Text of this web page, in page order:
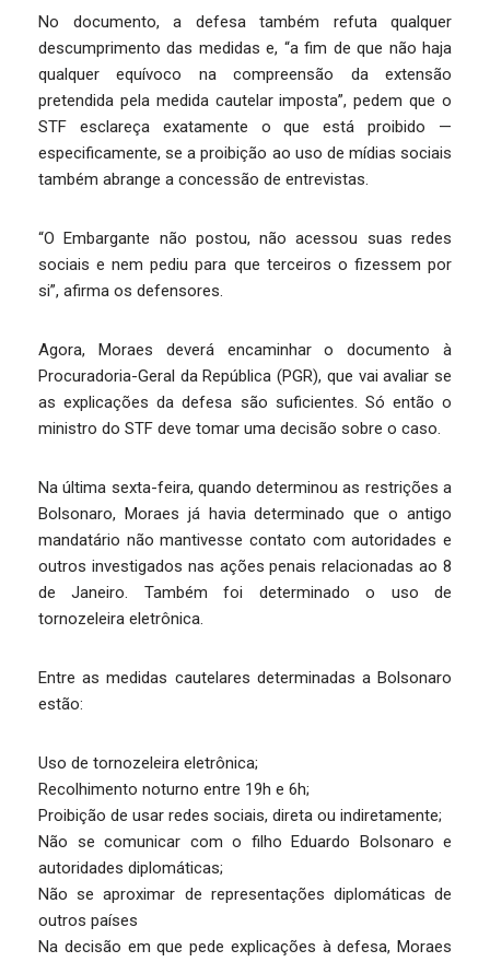
No documento, a defesa também refuta qualquer
descumprimento das medidas e, “a fim de que não haja
qualquer equívoco na compreensão da extensão
pretendida pela medida cautelar imposta”, pedem que o
STF esclareça exatamente o que está proibido —
especificamente, se a proibição ao uso de mídias sociais
também abrange a concessão de entrevistas.
“O Embargante não postou, não acessou suas redes
sociais e nem pediu para que terceiros o fizessem por
si”, afirma os defensores.
Agora, Moraes deverá encaminhar o documento à
Procuradoria-Geral da República (PGR), que vai avaliar se
as explicações da defesa são suficientes. Só então o
ministro do STF deve tomar uma decisão sobre o caso.
Na última sexta-feira, quando determinou as restrições a
Bolsonaro, Moraes já havia determinado que o antigo
mandatário não mantivesse contato com autoridades e
outros investigados nas ações penais relacionadas ao 8
de Janeiro. Também foi determinado o uso de
tornozeleira eletrônica.
Entre as medidas cautelares determinadas a Bolsonaro
estão:
Uso de tornozeleira eletrônica;
Recolhimento noturno entre 19h e 6h;
Proibição de usar redes sociais, direta ou indiretamente;
Não se comunicar com o filho Eduardo Bolsonaro e
autoridades diplomáticas;
Não se aproximar de representações diplomáticas de
outros países
Na decisão em que pede explicações à defesa, Moraes